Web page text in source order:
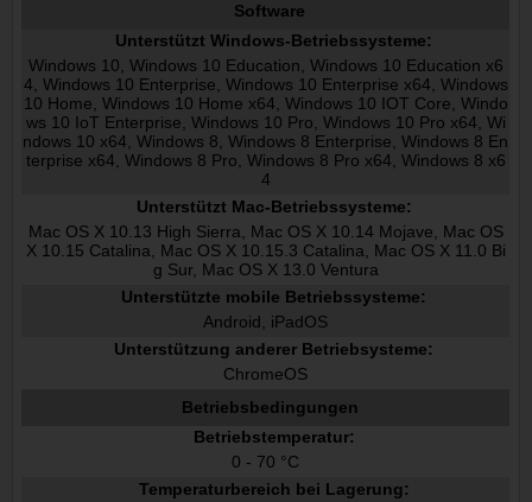
Software
Unterstützt Windows-Betriebssysteme:
Windows 10, Windows 10 Education, Windows 10 Education x6
4, Windows 10 Enterprise, Windows 10 Enterprise x64, Windows
10 Home, Windows 10 Home x64, Windows 10 IOT Core, Windo
ws 10 IoT Enterprise, Windows 10 Pro, Windows 10 Pro x64, Wi
ndows 10 x64, Windows 8, Windows 8 Enterprise, Windows 8 En
terprise x64, Windows 8 Pro, Windows 8 Pro x64, Windows 8 x6
4
Unterstützt Mac-Betriebssysteme:
Mac OS X 10.13 High Sierra, Mac OS X 10.14 Mojave, Mac OS
X 10.15 Catalina, Mac OS X 10.15.3 Catalina, Mac OS X 11.0 Bi
g Sur, Mac OS X 13.0 Ventura
Unterstützte mobile Betriebssysteme:
Android, iPadOS
Unterstützung anderer Betriebsysteme:
ChromeOS
Betriebsbedingungen
Betriebstemperatur:
0 - 70 °C
Temperaturbereich bei Lagerung: